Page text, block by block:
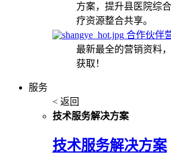
方案，提升县医院综
疗资源整合共享。
合作伙伴
最新最全的营销资料
获取！
服务
< 返回
技术服务解决方案
技术服务解决方案